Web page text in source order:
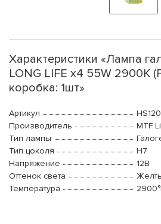
Характеристики «Лампа
LONG LIFE x4 55W 2900К
коробка: 1шт»
Артикул
Производитель
MTF
Тип лампы
Тип цоколя
H7
Напряжение
12В
Оттенок света
Температура